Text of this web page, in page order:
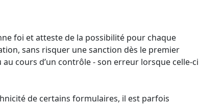
foi et atteste de la possibilité pour chaque
sans risquer une sanction dès le premier
cours d’un contrôle - son erreur lorsque celle-ci
de certains formulaires, il est parfois